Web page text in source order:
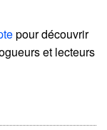
pour découvrir
et lecteurs